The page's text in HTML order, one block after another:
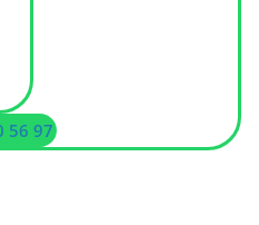
56 97